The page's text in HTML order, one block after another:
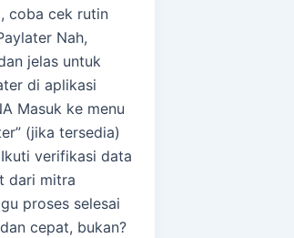
coba cek rutin
Nah,
jelas untuk
di aplikasi
Masuk ke menu
(jika tersedia)
Ikuti verifikasi data
dari mitra
proses selesai
cepat, bukan?